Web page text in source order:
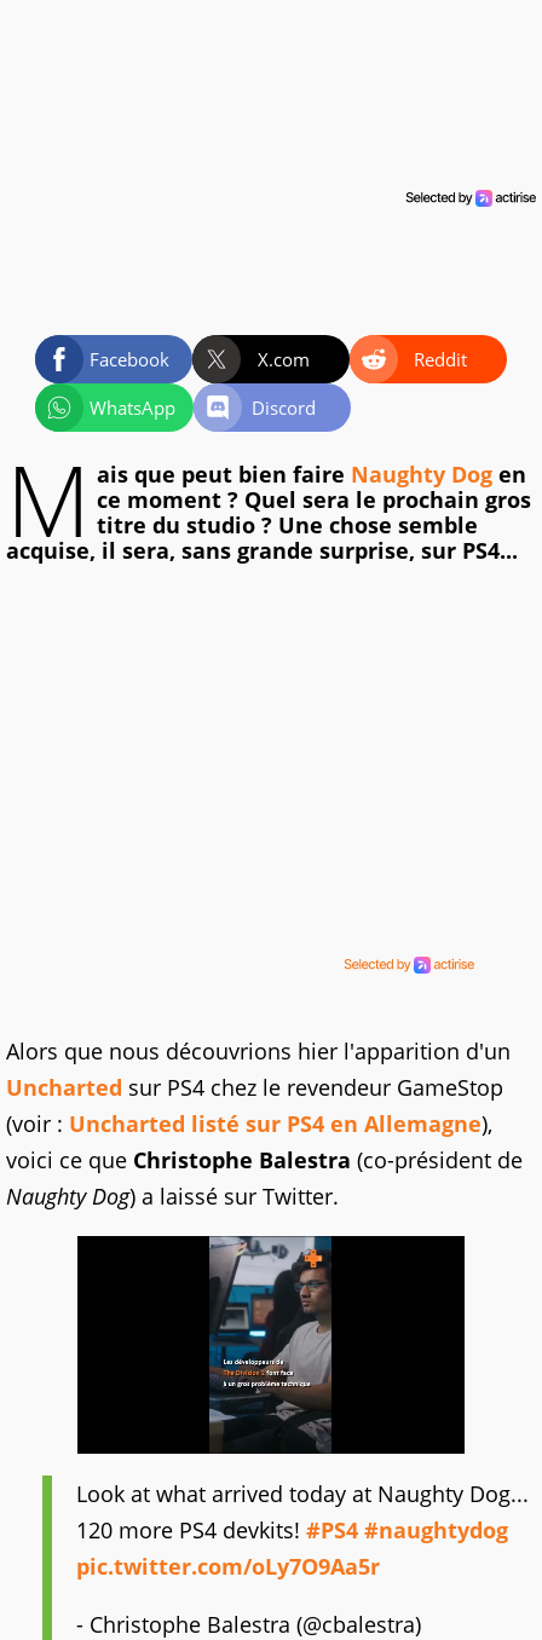
Facebook X.com
Reddit
WhatsApp
Discord
M ais que peut bien faire Naughty Dog en
ce moment ? Quel sera le prochain gros
titre du studio ? Une chose semble
acquise, il sera, sans grande surprise, sur PS4...
Alors que nous découvrions hier l'apparition d'un
Uncharted sur PS4 chez le revendeur GameStop
(voir : Uncharted listé sur PS4 en Allemagne),
voici ce que Christophe Balestra (co-président de
Naughty Dog) a laissé sur Twitter.
Look at what arrived today at Naughty Dog...
120 more PS4 devkits! #PS4 #naughtydog
pic.twitter.com/oLy7O9Aa5r
- Christophe Balestra (@cbalestra)